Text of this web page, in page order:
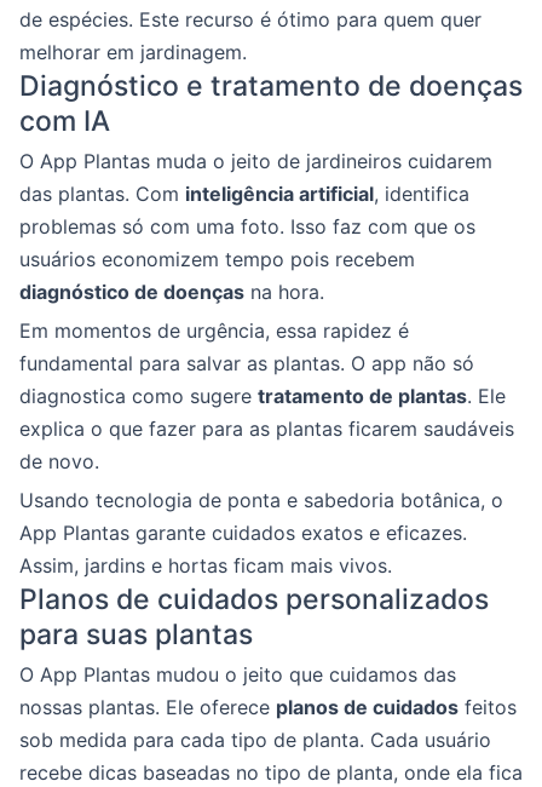
de espécies. Este recurso é ótimo para quem quer
melhorar em jardinagem.
Diagnóstico e tratamento de doenças
com IA
O App Plantas muda o jeito de jardineiros cuidarem
das plantas. Com inteligência artificial, identifica
problemas só com uma foto. Isso faz com que os
usuários economizem tempo pois recebem
diagnóstico de doenças na hora.
Em momentos de urgência, essa rapidez é
fundamental para salvar as plantas. O app não só
diagnostica como sugere tratamento de plantas. Ele
explica o que fazer para as plantas ficarem saudáveis
de novo.
Usando tecnologia de ponta e sabedoria botânica, o
App Plantas garante cuidados exatos e eficazes.
Assim, jardins e hortas ficam mais vivos.
Planos de cuidados personalizados
para suas plantas
O App Plantas mudou o jeito que cuidamos das
nossas plantas. Ele oferece planos de cuidados feitos
sob medida para cada tipo de planta. Cada usuário
recebe dicas baseadas no tipo de planta, onde ela fica